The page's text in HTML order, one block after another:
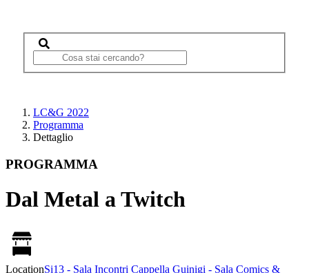
LC&G 2022
Programma
Dettaglio
PROGRAMMA
Dal Metal a Twitch
LocationSi13 - Sala Incontri Cappella Guinigi - Sala Comics &